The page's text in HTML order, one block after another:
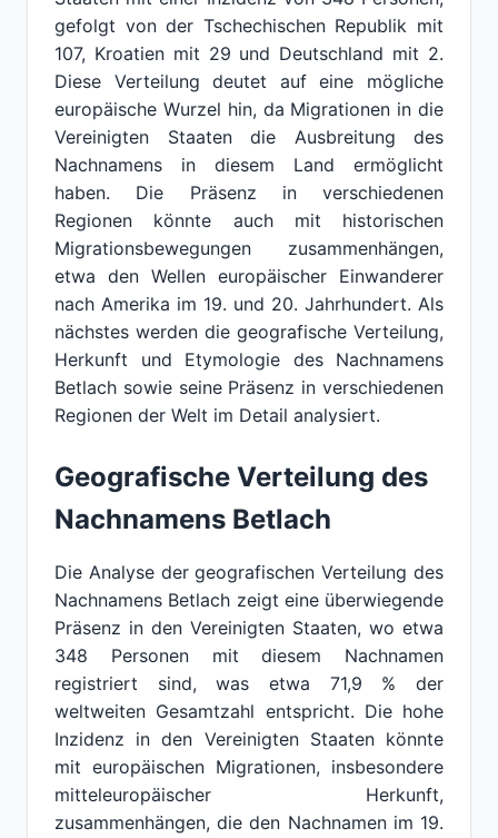
gefolgt von der Tschechischen Republik mit
107, Kroatien mit 29 und Deutschland mit 2.
Diese Verteilung deutet auf eine mögliche
europäische Wurzel hin, da Migrationen in die
Vereinigten Staaten die Ausbreitung des
Nachnamens in diesem Land ermöglicht
haben. Die Präsenz in verschiedenen
Regionen könnte auch mit historischen
Migrationsbewegungen zusammenhängen,
etwa den Wellen europäischer Einwanderer
nach Amerika im 19. und 20. Jahrhundert. Als
nächstes werden die geografische Verteilung,
Herkunft und Etymologie des Nachnamens
Betlach sowie seine Präsenz in verschiedenen
Regionen der Welt im Detail analysiert.
Geografische Verteilung des
Nachnamens Betlach
Die Analyse der geografischen Verteilung des
Nachnamens Betlach zeigt eine überwiegende
Präsenz in den Vereinigten Staaten, wo etwa
348 Personen mit diesem Nachnamen
registriert sind, was etwa 71,9 % der
weltweiten Gesamtzahl entspricht. Die hohe
Inzidenz in den Vereinigten Staaten könnte
mit europäischen Migrationen, insbesondere
mitteleuropäischer Herkunft,
zusammenhängen, die den Nachnamen im 19.